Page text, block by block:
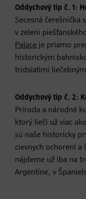
Oddychový tip č. 1:
Secesná čerešnička
v zeleni
Palace je priamo
historickým
tridsiatimi
Oddychový tip č. 2:
Príroda a národné
ktorý lieči už viac
sú naše historicky
cievnych ochorení a
nájdeme už iba na
Argentíne, v